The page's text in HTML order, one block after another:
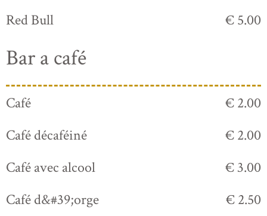
Red Bull
€ 5.00
Bar a café
Café
€ 2.00
Café décaféiné
€ 2.00
Café avec alcool
€ 3.00
Café d&#39;orge
€ 2.50